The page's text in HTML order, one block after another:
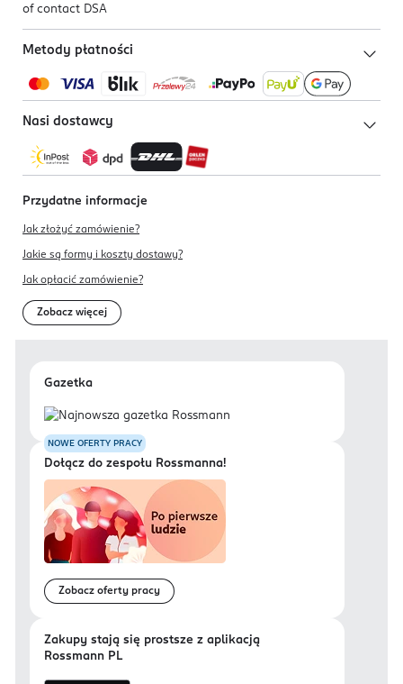
of contact DSA
Metody płatności
Nasi dostawcy
Przydatne informacje
Jak złożyć zamówienie?
Jakie są formy i koszty dostawy?
Jak opłacić zamówienie?
Zobacz więcej
Gazetka
NOWE OFERTY PRACY
Dołącz do zespołu Rossmanna!
Zobacz oferty pracy
Zakupy stają się prostsze z aplikacją
Rossmann PL